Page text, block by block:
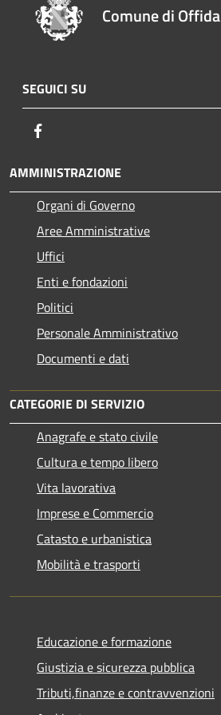
Comune di Offida
SEGUICI SU
AMMINISTRAZIONE
Organi di Governo
Aree Amministrative
Uffici
Enti e fondazioni
Politici
Personale Amministrativo
Documenti e dati
CATEGORIE DI SERVIZIO
Anagrafe e stato civile
Cultura e tempo libero
Vita lavorativa
Imprese e Commercio
Catasto e urbanistica
Mobilità e trasporti
Educazione e formazione
Giustizia e sicurezza pubblica
Tributi,finanze e contravvenzioni